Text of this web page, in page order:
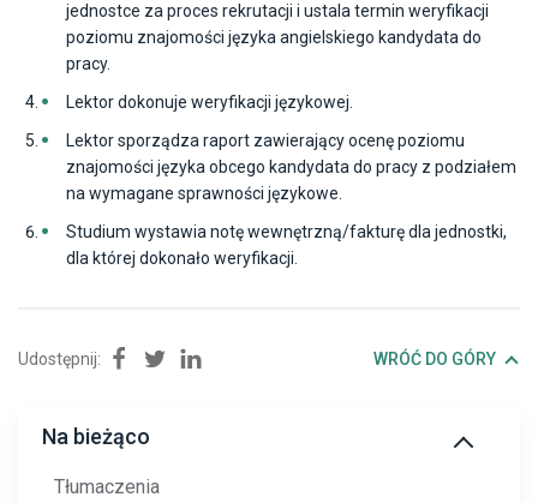
jednostce za proces rekrutacji i ustala termin weryfikacji
poziomu znajomości języka angielskiego kandydata do
pracy.
Lektor dokonuje weryfikacji językowej.
Lektor sporządza raport zawierający ocenę poziomu
znajomości języka obcego kandydata do pracy z podziałem
na wymagane sprawności językowe.
Studium wystawia notę wewnętrzną/fakturę dla jednostki,
dla której dokonało weryfikacji.
Udostępnij: Udostępnij na Facebook
Udostępnij na Twitter
Udostępnij na Linkedin WRÓĆ DO GÓRY
Na bieżąco
Tłumaczenia